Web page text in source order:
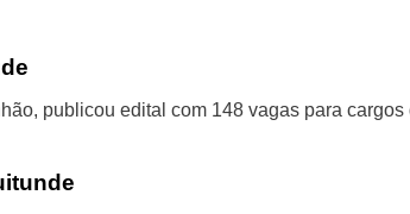
publicou edital com 148 vagas para